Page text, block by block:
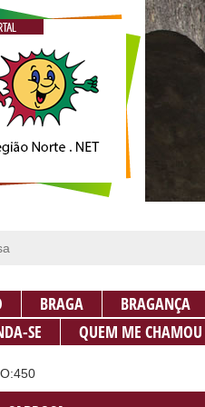
BRAGA
BRAGANÇA
SE
QUEM ME CHAMOU